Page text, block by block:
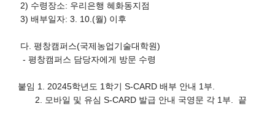
2) 수령장소: 우리은행 혜화동지점
3) 배부일자: 3. 10.(월) 이후
다. 평창캠퍼스(국제농업기술대학원)
- 평창캠퍼스 담당자에게 방문 수령
붙임 1. 20245학년도 1학기 S-CARD 배부 안내 1부.
2. 모바일 및 유심 S-CARD 발급 안내 국영문 각 1부. 끝